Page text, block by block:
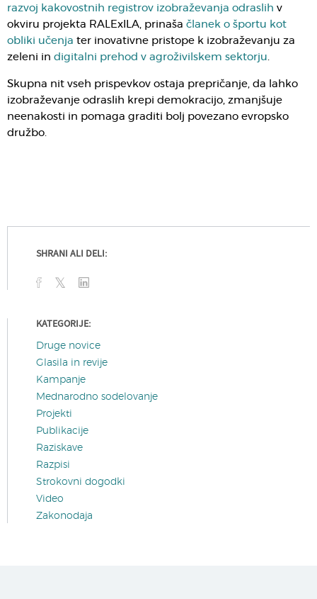
razvoj kakovostnih registrov izobraževanja odraslih v
okviru projekta RALExILA, prinaša članek o športu kot
obliki učenja ter inovativne pristope k izobraževanju za
zeleni in digitalni prehod v agroživilskem sektorju.
Skupna nit vseh prispevkov ostaja prepričanje, da lahko
izobraževanje odraslih krepi demokracijo, zmanjšuje
neenakosti in pomaga graditi bolj povezano evropsko
družbo.
SHRANI ALI DELI:
KATEGORIJE:
Druge novice
Glasila in revije
Kampanje
Mednarodno sodelovanje
Projekti
Publikacije
Raziskave
Razpisi
Strokovni dogodki
Video
Zakonodaja